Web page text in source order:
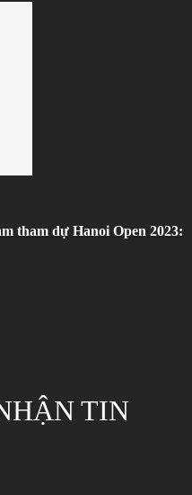
tham dự Hanoi Open 2023:
TIN